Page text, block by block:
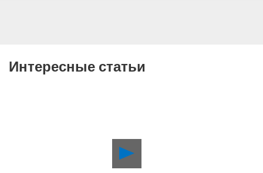
Интересные статьи
Воспроизвести